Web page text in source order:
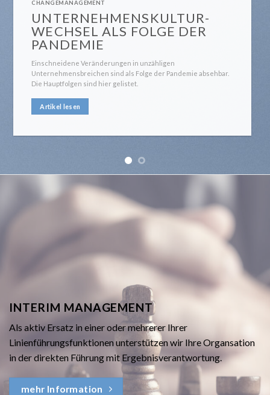
CHANGEMANAGEMENT
UNTERNEHMENSKULTUR-
WECHSEL ALS FOLGE DER
PANDEMIE
Einschneidene Veränderungen in unzähligen
Unternehmensbreichen sind als Folge der Pandemie absehbar.
Die Hauptfolgen sind hier gelistet.
Artikel lesen
INTERIM MANAGEMENT
Als aktiv Ersatz in einer oder mehrerer Ihrer
Linienführungsfunktionen unterstützen wir Ihre Organsation
in der direkten Führung mit Ergebnisverantwortung.
mehr Information